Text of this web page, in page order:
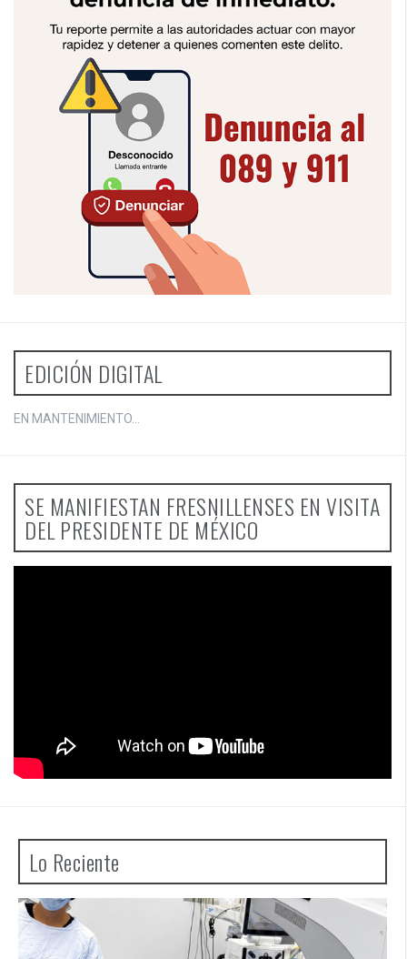
EDICIÓN DIGITAL
EN MANTENIMIENTO...
SE MANIFIESTAN FRESNILLENSES EN VISITA
DEL PRESIDENTE DE MÉXICO
Lo Reciente